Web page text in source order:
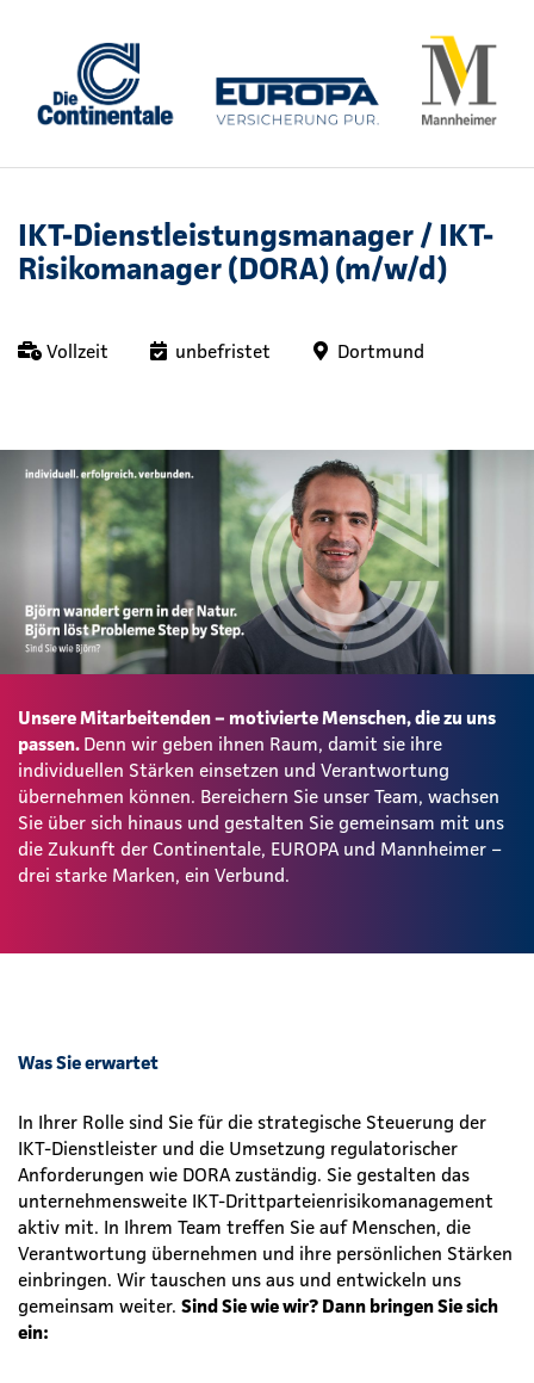
IKT-Dienstleistungsmanager / IKT-
Risikomanager (DORA) (m/w/d)
Vollzeit unbefristet Dortmund
Unsere Mitarbeitenden – motivierte Menschen, die zu uns
passen. Denn wir geben ihnen Raum, damit sie ihre
individuellen Stärken einsetzen und Verantwortung
übernehmen können. Bereichern Sie unser Team, wachsen
Sie über sich hinaus und gestalten Sie gemeinsam mit uns
die Zukunft der Continentale, EUROPA und Mannheimer –
drei starke Marken, ein Verbund.
Was Sie erwartet
In Ihrer Rolle sind Sie für die strategische Steuerung der
IKT-Dienstleister und die Umsetzung regulatorischer
Anforderungen wie DORA zuständig. Sie gestalten das
unternehmensweite IKT-Drittparteienrisikomanagement
aktiv mit. In Ihrem Team treffen Sie auf Menschen, die
Verantwortung übernehmen und ihre persönlichen Stärken
einbringen. Wir tauschen uns aus und entwickeln uns
gemeinsam weiter. Sind Sie wie wir? Dann bringen Sie sich
ein: